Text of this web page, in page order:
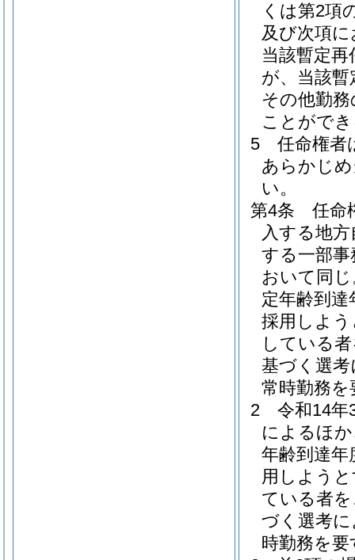
くは第2項
及び次項
当該暫定
が、当該
その他勤
ことがで
5
任命権者
あらかじ
い。
第4条
任命
入する地
する一部
おいて同じ
定年齢到
採用しよ
している
基づく選
常時勤務
2
令和14年
によるほ
年齢到達
用しよう
ている者
づく選考
時勤務を